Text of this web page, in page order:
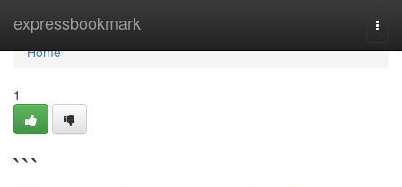
expressbookmark
Home
Home
1
```